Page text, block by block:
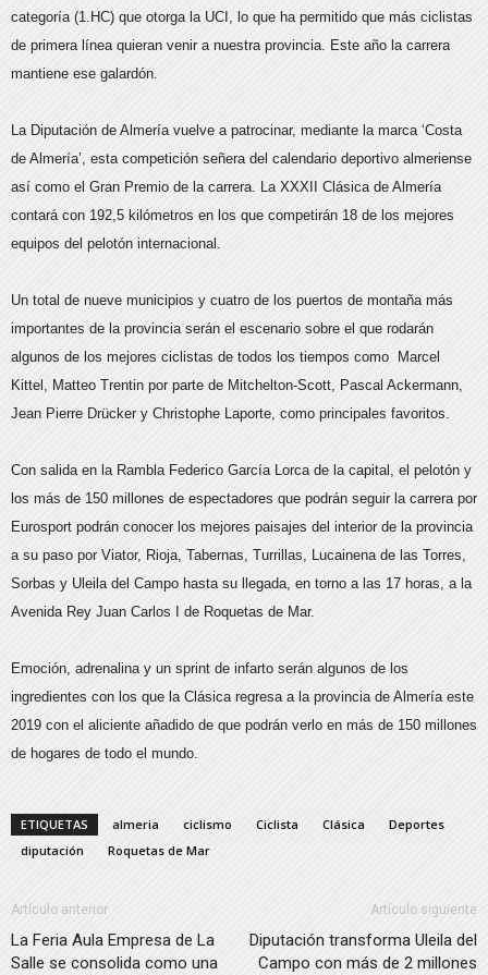
categoría (1.HC) que otorga la UCI, lo que ha permitido que más ciclistas
de primera línea quieran venir a nuestra provincia. Este año la carrera
mantiene ese galardón.
La Diputación de Almería vuelve a patrocinar, mediante la marca ‘Costa
de Almería’, esta competición señera del calendario deportivo almeriense
así como el Gran Premio de la carrera. La XXXII Clásica de Almería
contará con 192,5 kilómetros en los que competirán 18 de los mejores
equipos del pelotón internacional.
Un total de nueve municipios y cuatro de los puertos de montaña más
importantes de la provincia serán el escenario sobre el que rodarán
algunos de los mejores ciclistas de todos los tiempos como Marcel
Kittel, Matteo Trentin por parte de Mitchelton-Scott, Pascal Ackermann,
Jean Pierre Drücker y Christophe Laporte, como principales favoritos.
Con salida en la Rambla Federico García Lorca de la capital, el pelotón y
los más de 150 millones de espectadores que podrán seguir la carrera por
Eurosport podrán conocer los mejores paisajes del interior de la provincia
a su paso por Viator, Rioja, Tabernas, Turrillas, Lucainena de las Torres,
Sorbas y Uleila del Campo hasta su llegada, en torno a las 17 horas, a la
Avenida Rey Juan Carlos I de Roquetas de Mar.
Emoción, adrenalina y un sprint de infarto serán algunos de los
ingredientes con los que la Clásica regresa a la provincia de Almería este
2019 con el aliciente añadido de que podrán verlo en más de 150 millones
de hogares de todo el mundo.
ETIQUETAS almeria ciclismo Ciclista Clásica
Deportes
diputación
Roquetas de Mar
Artículo anterior
La Feria Aula Empresa de La
Salle se consolida como una
Artículo siguiente
Diputación transforma Uleila del
Campo con más de 2 millones